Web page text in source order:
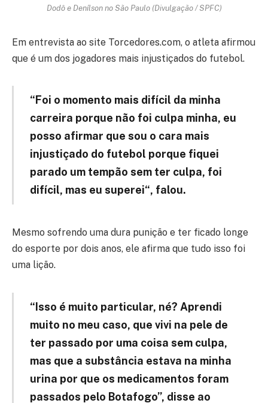
Dodô e Denílson no São Paulo (Divulgação / SPFC)
Em entrevista ao site Torcedores.com, o atleta afirmou
que é um dos jogadores mais injustiçados do futebol.
“Foi o momento mais difícil da minha
carreira porque não foi culpa minha, eu
posso afirmar que sou o cara mais
injustiçado do futebol porque fiquei
parado um tempão sem ter culpa, foi
difícil, mas eu superei“, falou.
Mesmo sofrendo uma dura punição e ter ficado longe
do esporte por dois anos, ele afirma que tudo isso foi
uma lição.
“Isso é muito particular, né? Aprendi
muito no meu caso, que vivi na pele de
ter passado por uma coisa sem culpa,
mas que a substância estava na minha
urina por que os medicamentos foram
passados pelo Botafogo”, disse ao